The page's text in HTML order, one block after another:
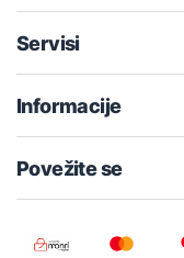
Servisi
Informacije
Povežite se